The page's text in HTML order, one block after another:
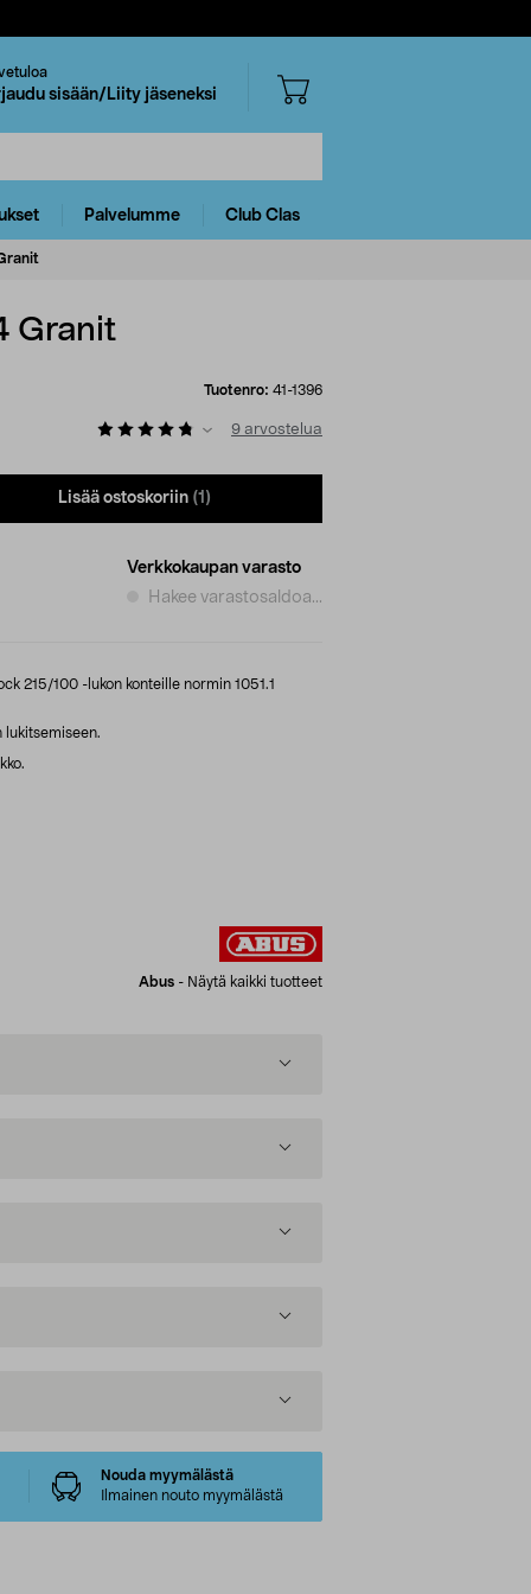
sisään/Liity jäseneksi
Palvelumme Club Clas
Granit
Tuotenro: 41-1396
9 arvostelua
Lisää ostoskoriin (1)
Verkkokaupan varasto
Hakee varastosaldoa...
215/100 -lukon konteille normin 1051.1
lukitsemiseen.
Abus - Näytä kaikki tuotteet
Nouda myymälästä
Ilmainen nouto myymälästä